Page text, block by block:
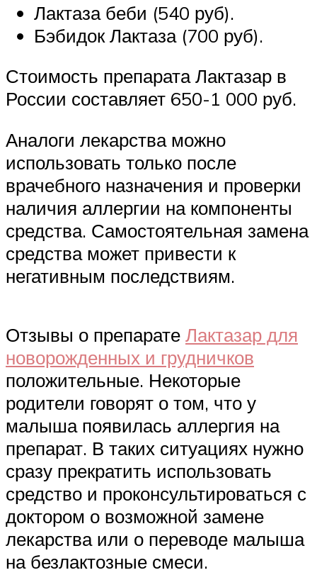
Лактаза беби (540 руб).
Бэбидок Лактаза (700 руб).
Стоимость препарата Лактазар в
России составляет 650-1 000 руб.
Аналоги лекарства можно
использовать только после
врачебного назначения и проверки
наличия аллергии на компоненты
средства. Самостоятельная замена
средства может привести к
негативным последствиям.
Отзывы о препарате Лактазар для
новорожденных и грудничков
положительные. Некоторые
родители говорят о том, что у
малыша появилась аллергия на
препарат. В таких ситуациях нужно
сразу прекратить использовать
средство и проконсультироваться с
доктором о возможной замене
лекарства или о переводе малыша
на безлактозные смеси.